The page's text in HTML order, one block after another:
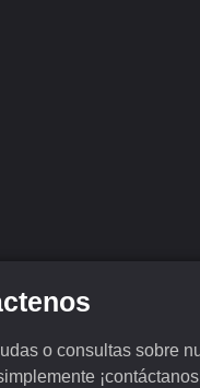
o consultas sobre